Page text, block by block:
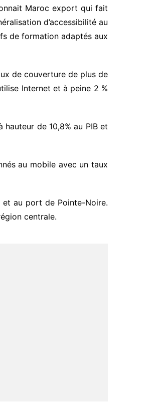
Maroc export qui fait
d’accessibilité au
de formation adaptés aux
de couverture de plus de
Internet et à peine 2 %
de 10,8% au PIB et
au mobile avec un taux
au port de Pointe-Noire.
centrale.